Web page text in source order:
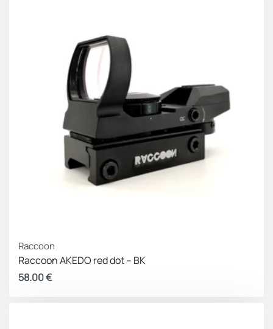
Raccoon
Raccoon AKEDO red dot – BK
58.00€